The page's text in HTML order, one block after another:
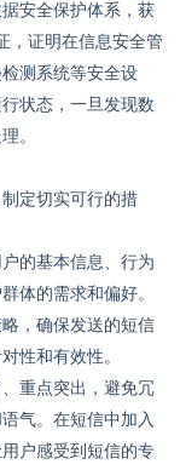
安全保护体系，获
，证明在信息安全管
测系统等安全设
状态，一旦发现数
。
定切实可行的措
的基本信息、行为
体的需求和偏好。
，确保发送的短信
性和有效性。
重点突出，避免冗
气。在短信中加入
户感受到短信的专